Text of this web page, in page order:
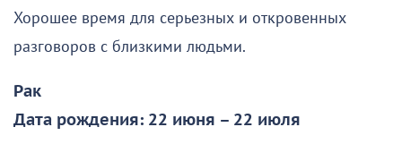
Хорошее время для серьезных и откровенных
разговоров с близкими людьми.
Рак
Дата рождения: 22 июня – 22 июля